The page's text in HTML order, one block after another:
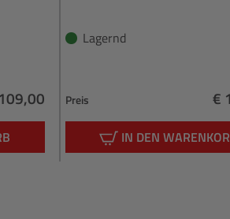
Preis:
Lagernd
Preis €
IN DEN